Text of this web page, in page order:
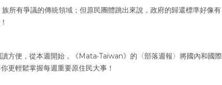
所有爭議的傳統領域；但原民團體跳出來說，政府的歸還標準好像有
方便，從本週開始，《Mata‧Taiwan》的〈部落週報〉將國內和國際
更輕鬆掌握每週重要原住民大事！